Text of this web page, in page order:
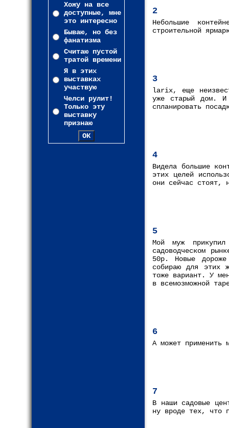
Хожу на все
доступные, мне
это интересно
Бываю, но без
фанатизма
Считаю пустой
тратой времени
Я в этих
выставках
участвую
Челси рулит!
Только эту
выставку
признаю
2
Небольшие
строительной
3
larix, еще
уже старый дом. И
спланировать
4
Видела большие
этих целей
они сейчас стоят,
5
Мой муж
садоводческом
50р. Новые
собираю для этих
тоже вариант. У
в всемозможной
6
А может применить
7
В наши садовые
ну вроде тех, что